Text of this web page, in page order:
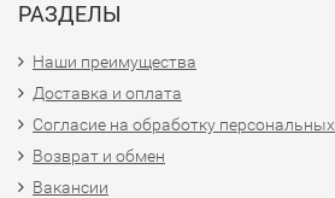
РАЗДЕЛЫ
Наши преимущества
Доставка и оплата
Согласие на обработку
Возврат и обмен
Вакансии